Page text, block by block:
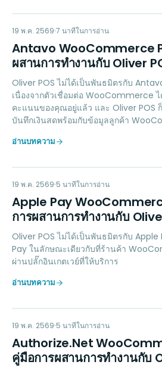
AW
LOYALTY
19 พ.ค. 2569 7 นาทีในการอ่าน
Antavo WooCommerce
ผสานการทำงานกับ Oliver
Oliver POS ไม่ได้เป็นพันธมิตรกับ
เนื่องจากตัวเชื่อมต่อ WooCommerce
คะแนนของคุณอยู่แล้ว และ Oliver POS
บันทึกเงินสดพร้อมกับข้อมูลลูกค้า
อ่านบทความ
AP
PAYMENTS
19 พ.ค. 2569 5 นาทีในการอ่าน
Apple Pay
การผสานการทำงานกับ
Oliver POS ไม่ได้เป็นพันธมิตรกับ Apple
Pay ในลักษณะเดียวกับที่ร้านค้า
ผ่านปลั๊กอินเกตเวย์ที่ให้บริการ
อ่านบทความ
AN
PAYMENTS
19 พ.ค. 2569 5 นาทีในการอ่าน
Authorize.Net
คู่มือการผสานการทำงานกับ